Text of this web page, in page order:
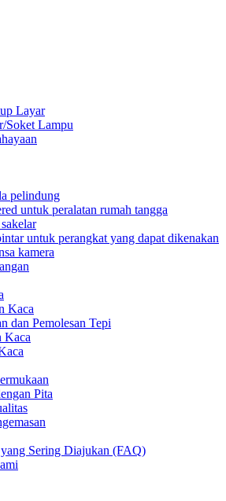
Layar
Soket Lampu
pelindung
untuk peralatan rumah tangga
untuk perangkat yang dapat dikenakan
kamera
Kaca
dan Pemolesan Tepi
Kaca
Pita
yang Sering Diajukan (FAQ)